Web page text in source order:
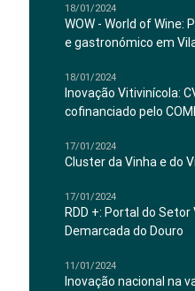
18/01/2024
WOW - World of Wine:
e gastronómico em
18/01/2024
Inovação Vitivinícola:
cofinanciado pelo
17/01/2024
Cluster da Vinha e do
17/01/2024
RDD +: Portal do
Demarcada do Douro
11/01/2024
Inovação nacional na